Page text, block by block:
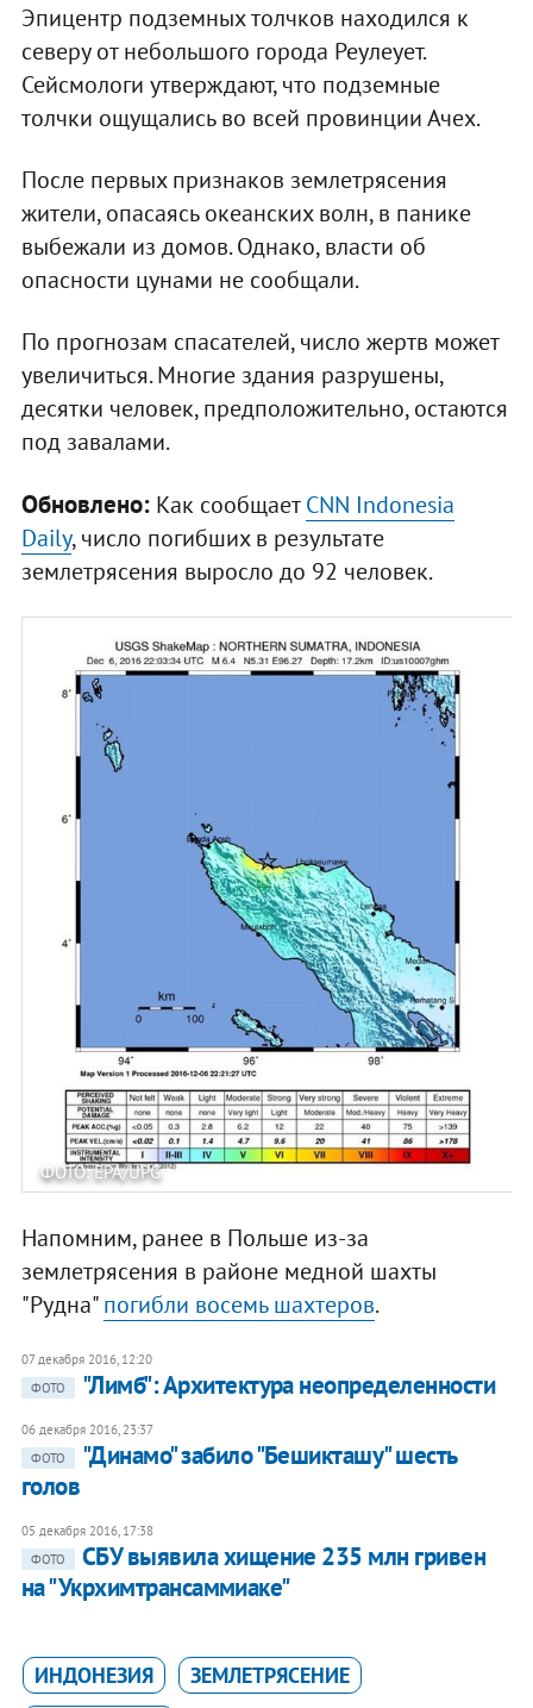
Эпицентр подземных толчков находился к
северу от небольшого города Реулеует.
Сейсмологи утверждают, что подземные
толчки ощущались во всей провинции Ачех.
После первых признаков землетрясения
жители, опасаясь океанских волн, в панике
выбежали из домов. Однако, власти об
опасности цунами не сообщали.
По прогнозам спасателей, число жертв может
увеличиться. Многие здания разрушены,
десятки человек, предположительно, остаются
под завалами.
Обновлено:Как сообщаетCNN Indonesia
Daily, число погибших в результате
землетрясения выросло до 92 человек.
ФОТО: EPA/UPG
Напомним, ранее в Польше из-за
землетрясения в районе медной шахты
"Рудна"погибли восемь шахтеров.
07 декабря 2016, 12:20
ФОТО
"Лимб": Архитектура неопределенности
06 декабря 2016, 23:37
ФОТО
"Динамо" забило "Бешикташу" шесть
голов
05 декабря 2016, 17:38
ФОТО
СБУ выявила хищение 235 млн гривен
на "Укрхимтрансаммиаке"
ИНДОНЕЗИЯ ЗЕМЛЕТРЯСЕНИЕ